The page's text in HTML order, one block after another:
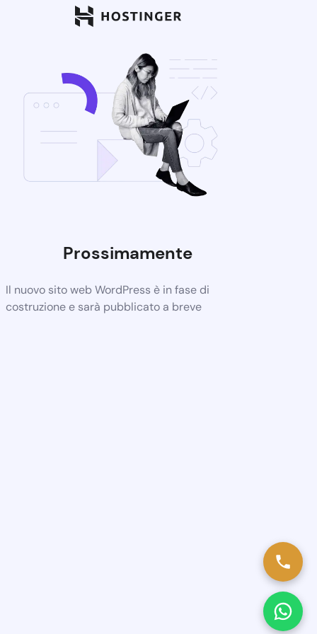
Prossimamente
Il nuovo sito web WordPress è in fase di
costruzione e sarà pubblicato a breve